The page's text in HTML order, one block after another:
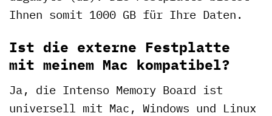
Ihnen somit 1000 GB für Ihre Daten.
Ist die externe Festplatte
mit meinem Mac kompatibel?
Ja, die Intenso Memory Board ist
universell mit Mac, Windows und Linux